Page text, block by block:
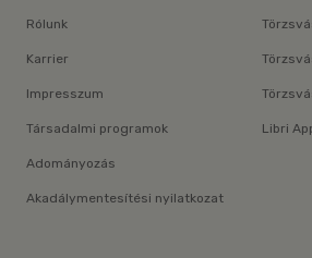
Rólunk
Karrier
Impresszum
Társadalmi programok
Adományozás
Akadálymentesítési nyilatkozat
Libri